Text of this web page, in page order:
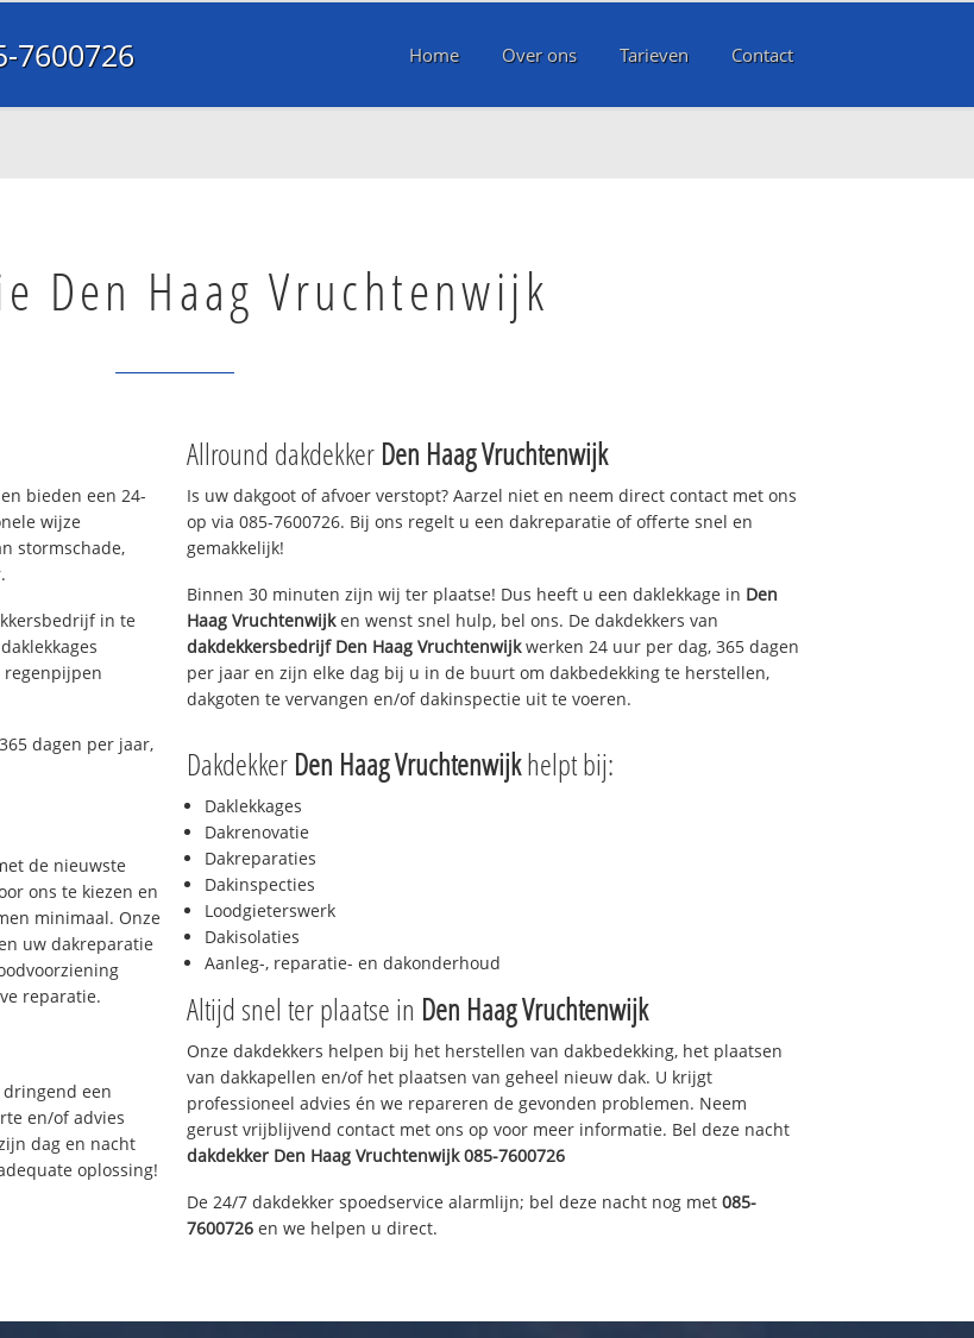
7600726 Home Over ons Tarieven Contact
Den Haag Vruchtenwijk
bieden een 24-
wijze
stormschade,
in te
regenpijpen
dagen per jaar,
de nieuwste
ons te kiezen en
minimaal. Onze
uw dakreparatie
reparatie.
een
en/of advies
dag en nacht
oplossing!
Allround dakdekker Den Haag Vruchtenwijk
Is uw dakgoot of afvoer verstopt? Aarzel niet en neem direct contact met ons
op via 085-7600726. Bij ons regelt u een dakreparatie of offerte snel en
gemakkelijk!
Binnen 30 minuten zijn wij ter plaatse! Dus heeft u een daklekkage in Den
Haag Vruchtenwijken wenst snel hulp, bel ons. De dakdekkers van
dakdekkersbedrijf Den Haag Vruchtenwijk werken 24 uur per dag, 365 dagen
per jaar en zijn elke dag bij u in de buurt om dakbedekking te herstellen,
dakgoten te vervangen en/of dakinspectie uit te voeren.
Dakdekker Den Haag Vruchtenwijkhelpt bij:
Daklekkages
Dakrenovatie
Dakreparaties
Dakinspecties
Loodgieterswerk
Dakisolaties
Aanleg-, reparatie- en dakonderhoud
Altijd snel ter plaatse in Den Haag Vruchtenwijk
Onze dakdekkers helpen bij het herstellen van dakbedekking, het plaatsen
van dakkapellen en/of het plaatsen van geheel nieuw dak. U krijgt
professioneel advies én we repareren de gevonden problemen. Neem
gerust vrijblijvend contact met ons op voor meer informatie. Bel deze nacht
dakdekker Den Haag Vruchtenwijk085-7600726
De 24/7 dakdekker spoedservice alarmlijn; bel deze nacht nog met 085-
7600726 en we helpen u direct.